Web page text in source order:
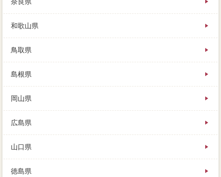
和歌山県
鳥取県
島根県
岡山県
広島県
山口県
徳島県